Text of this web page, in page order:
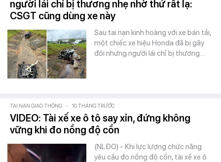
người lái chỉ bị thương nhẹ nhờ thứ rất lạ:
CSGT cũng dùng xe này
Sau tai nạn kinh hoàng với xe bán tải,
một chiếc xe hiệu Honda đã bị gãy
đôi nhưng người lái chỉ bị thương…
TAI NẠN GIAO THÔNG - 10 THÁNG TRƯỚC
VIDEO: Tài xế xe ô tô say xỉn, đứng không
vững khi đo nồng độ cồn
(NLĐO) - Khi lực lượng chức năng
yêu cầu đo nồng độ cồn, tài xế xe ô